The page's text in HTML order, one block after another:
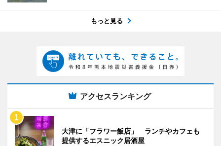
もっと見る
アクセスランキング
大津に「フラワー飯店」 ランチやカフェも
提供するエスニック居酒屋